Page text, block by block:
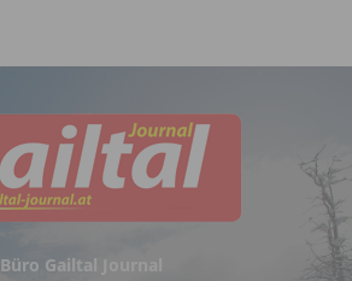
Büro Gailtal Journal